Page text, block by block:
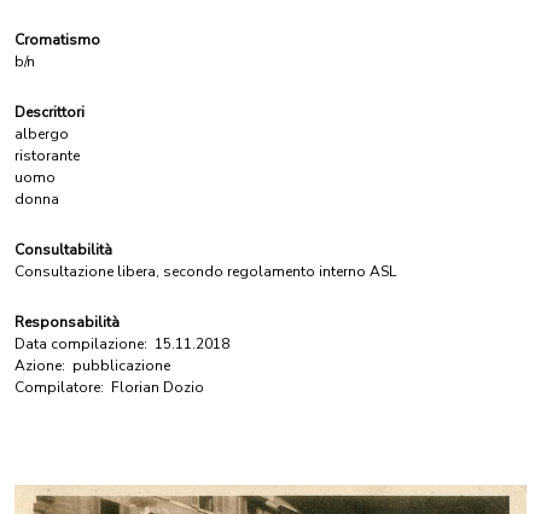
Cromatismo
b/n
Descrittori
albergo
ristorante
uomo
donna
Consultabilità
Consultazione libera, secondo regolamento interno ASL
Responsabilità
Data compilazione: 15.11.2018
Azione: pubblicazione
Compilatore: Florian Dozio